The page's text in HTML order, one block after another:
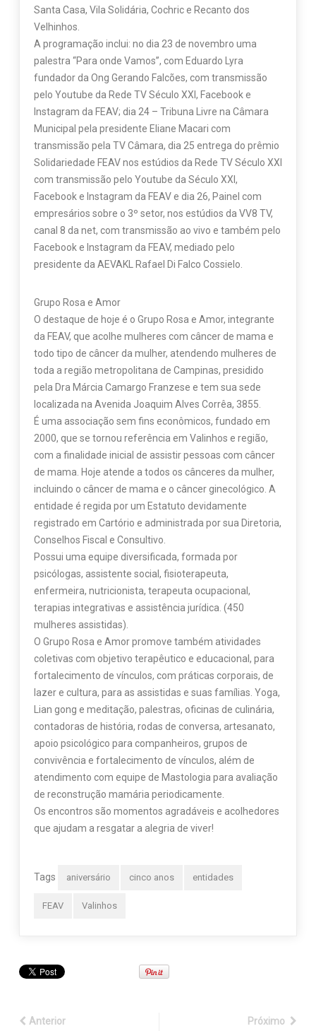
Santa Casa, Vila Solidária, Cochric e Recanto dos
Velhinhos.
A programação inclui: no dia 23 de novembro uma
palestra “Para onde Vamos”, com Eduardo Lyra
fundador da Ong Gerando Falcões, com transmissão
pelo Youtube da Rede TV Século XXI, Facebook e
Instagram da FEAV; dia 24 – Tribuna Livre na Câmara
Municipal pela presidente Eliane Macari com
transmissão pela TV Câmara, dia 25 entrega do prêmio
Solidariedade FEAV nos estúdios da Rede TV Século XXI
com transmissão pelo Youtube da Século XXI,
Facebook e Instagram da FEAV e dia 26, Painel com
empresários sobre o 3º setor, nos estúdios da VV8 TV,
canal 8 da net, com transmissão ao vivo e também pelo
Facebook e Instagram da FEAV, mediado pelo
presidente da AEVAKL Rafael Di Falco Cossielo.
Grupo Rosa e Amor
O destaque de hoje é o Grupo Rosa e Amor, integrante
da FEAV, que acolhe mulheres com câncer de mama e
todo tipo de câncer da mulher, atendendo mulheres de
toda a região metropolitana de Campinas, presidido
pela Dra Márcia Camargo Franzese e tem sua sede
localizada na Avenida Joaquim Alves Corrêa, 3855.
É uma associação sem fins econômicos, fundado em
2000, que se tornou referência em Valinhos e região,
com a finalidade inicial de assistir pessoas com câncer
de mama. Hoje atende a todos os cânceres da mulher,
incluindo o câncer de mama e o câncer ginecológico. A
entidade é regida por um Estatuto devidamente
registrado em Cartório e administrada por sua Diretoria,
Conselhos Fiscal e Consultivo.
Possui uma equipe diversificada, formada por
psicólogas, assistente social, fisioterapeuta,
enfermeira, nutricionista, terapeuta ocupacional,
terapias integrativas e assistência jurídica. (450
mulheres assistidas).
O Grupo Rosa e Amor promove também atividades
coletivas com objetivo terapêutico e educacional, para
fortalecimento de vínculos, com práticas corporais, de
lazer e cultura, para as assistidas e suas famílias. Yoga,
Lian gong e meditação, palestras, oficinas de culinária,
contadoras de história, rodas de conversa, artesanato,
apoio psicológico para companheiros, grupos de
convivência e fortalecimento de vínculos, além de
atendimento com equipe de Mastologia para avaliação
de reconstrução mamária periodicamente.
Os encontros são momentos agradáveis e acolhedores
que ajudam a resgatar a alegria de viver!
Tags aniversário cinco anos entidades
FEAV Valinhos
Anterior Próximo